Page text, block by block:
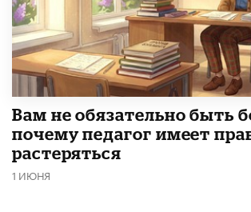
​Вам не обязательно быть
почему педагог имеет
растеряться
1 ИЮНЯ